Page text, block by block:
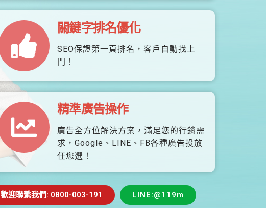
關鍵字排名優化
SEO保證第一頁排名，客戶自動找上
門！
精準廣告操作
廣告全方位解決方案，滿足您的行銷需
求，Google、LINE、FB各種廣告投放
任您選！
歡迎聯繫我們: 0800-003-191 LINE:@119m